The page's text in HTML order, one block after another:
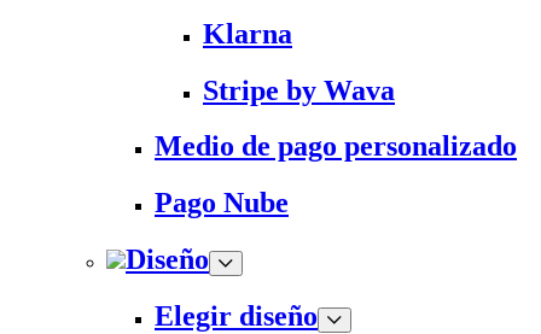
Klarna
Stripe by Wava
Medio de pago personalizado
Pago Nube
Diseño
Elegir diseño